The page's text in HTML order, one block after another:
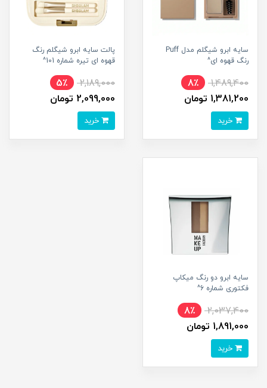
سایه ابرو شیگلم مدل Puff
رنگ قهوه ای^
1,489,400
8٪
1,381,200 تومان
پالت سایه ابرو شیگلم رنگ
قهوه ای تیره شماره 101^
2,189,000
5٪
2,099,000 تومان
سایه ابرو دو رنگ میکاپ
فکتوری شماره 6^
2,037,400
8٪
1,891,000 تومان